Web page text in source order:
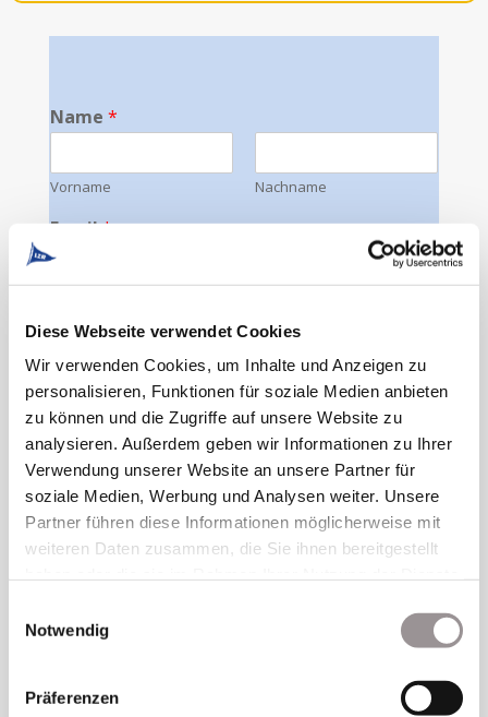
Diese Webseite verwendet Cookies
Wir verwenden Cookies, um Inhalte und Anzeigen zu
personalisieren, Funktionen für soziale Medien anbieten
zu können und die Zugriffe auf unsere Website zu
analysieren. Außerdem geben wir Informationen zu Ihrer
Verwendung unserer Website an unsere Partner für
soziale Medien, Werbung und Analysen weiter. Unsere
Partner führen diese Informationen möglicherweise mit
weiteren Daten zusammen, die Sie ihnen bereitgestellt
Notwendig
Präferenzen
Name *
Vorname Nachname
Email*
Für welche Stelle bewirbst Du Dich?*
Wenn Du möchtest, verrate uns doch,
welche Ausbildung(en) Du hast:
Wenn Du möchtest, verrate uns doch ein